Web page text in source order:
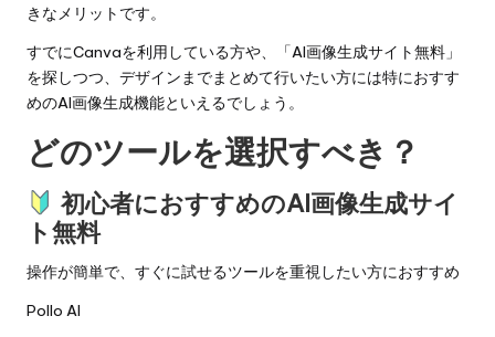
きなメリットです。
すでにCanvaを利用している方や、「AI画像生成サイト無料」
を探しつつ、デザインまでまとめて行いたい方には特におすす
めのAI画像生成機能といえるでしょう。
どのツールを選択すべき？
初心者におすすめのAI画像生成サイ
ト無料
操作が簡単で、すぐに試せるツールを重視したい方におすすめ
Pollo AI